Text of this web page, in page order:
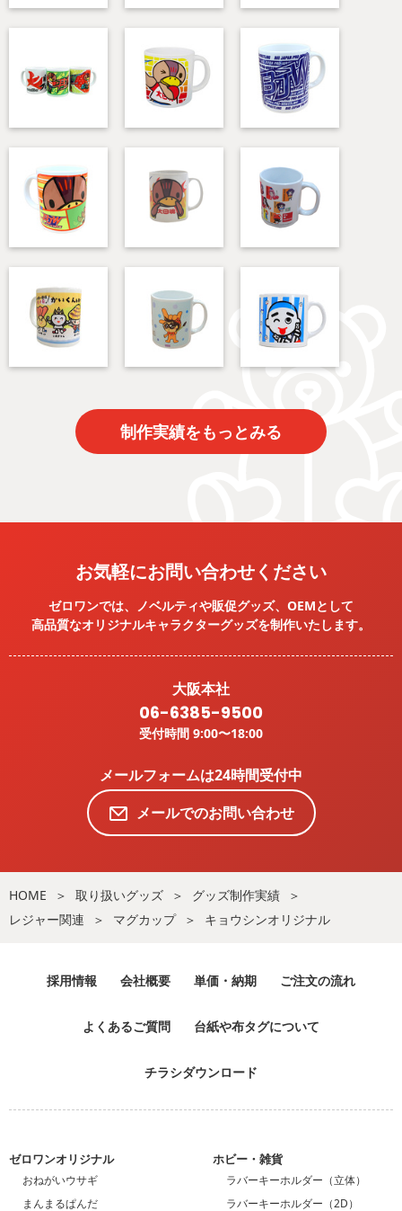
制作実績をもっとみる
お気軽にお問い合わせください
ゼロワンでは、ノベルティや販促グッズ、OEMとして
高品質なオリジナルキャラクターグッズを制作いたします。
大阪本社
06-6385-9500
受付時間 9:00〜18:00
メールフォームは24時間受付中
メールでのお問い合わせ
HOME 取り扱いグッズ
グッズ制作実績
レジャー関連
マグカップ キョウシンオリジナル
採用情報 会社概要 単価・納期 ご注文の流れ
よくあるご質問 台紙や布タグについて
チラシダウンロード
ゼロワンオリジナル
おねがいウサギ
まんまるぱんだ
ホビー・雑貨
ラバーキーホルダー（立体）
ラバーキーホルダー（2D）